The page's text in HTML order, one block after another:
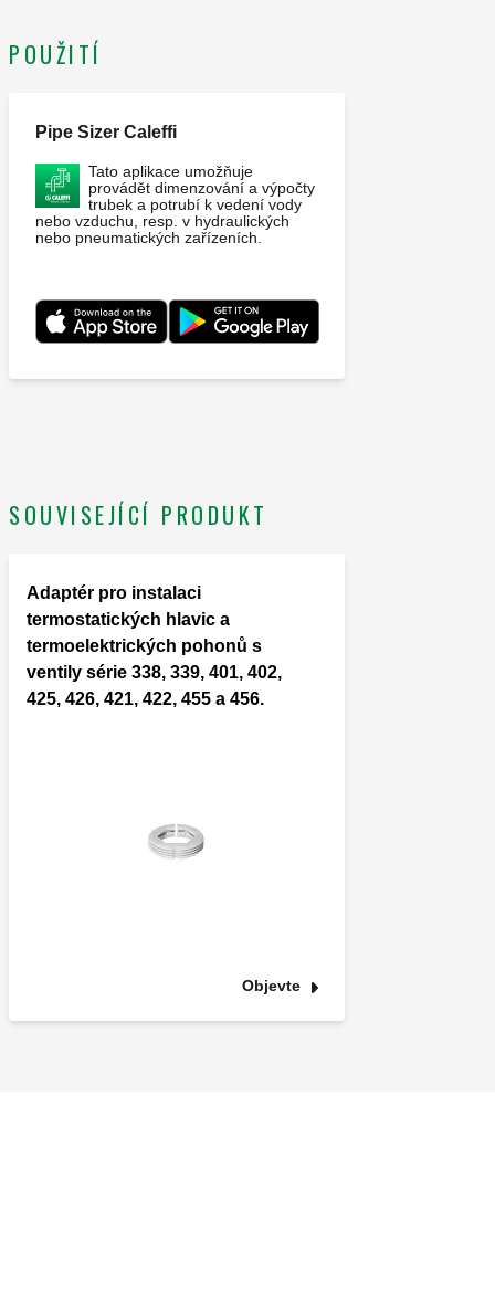
POUŽITÍ
Pipe Sizer Caleffi
Tato aplikace umožňuje
provádět dimenzování a výpočty
trubek a potrubí k vedení vody
nebo vzduchu, resp. v hydraulických
nebo pneumatických zařízeních.
SOUVISEJÍCÍ PRODUKT
Adaptér pro instalaci
termostatických hlavic a
termoelektrických pohonů s
ventily série 338, 339, 401, 402,
425, 426, 421, 422, 455 a 456.
Objevte